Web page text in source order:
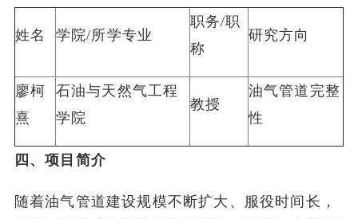
姓名 学院/所学专业
职务/职
称
研究方向
廖柯
熹
石油与天然气工程
学院
教授
油气管道完整
性
四、项目简介
随着油气管道建设规模不断扩大、服役时间长，